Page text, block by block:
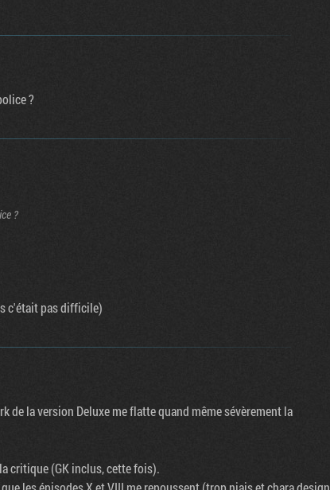
?
?
c'était pas difficile)
de la version Deluxe me flatte quand même sévèrement la
critique (GK inclus, cette fois).